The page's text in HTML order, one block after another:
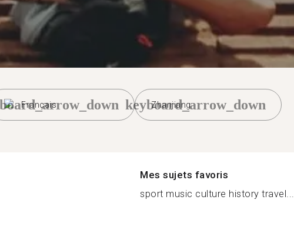
Français Zhanjiang
keyboard_arrow_down
Mes sujets favoris
sport music culture history travel...